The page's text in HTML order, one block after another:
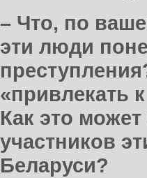
– Что, по
эти люди
«привлекать
Как это
участников
Беларуси?